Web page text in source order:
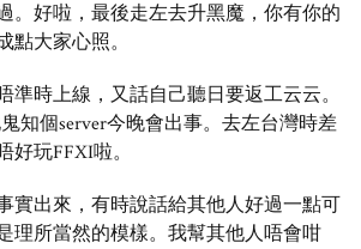
。好啦，最後走左去升黑魔，你有你的
點大家心照。
準時上線，又話自己聽日要返工云云。
知個server今晚會出事。去左台灣時差
玩FFXI啦。
實出來，有時說話給其他人好過一點可
理所當然的模樣。我幫其他人唔會咁